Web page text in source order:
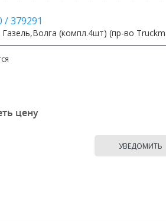
/379291
(компл.4шт) (пр-во
цену
УВЕДОМИТЬ